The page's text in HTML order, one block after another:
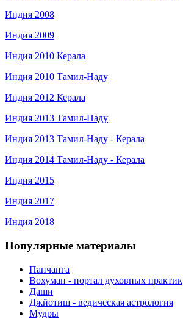
Индия 2008
Индия 2009
Индия 2010 Керала
Индия 2010 Тамил-Наду
Индия 2012 Керала
Индия 2013 Тамил-Наду
Индия 2013 Тамил-Наду - Керала
Индия 2014 Тамил-Наду - Керала
Индия 2015
Индия 2017
Индия 2018
Популярные материалы
Панчанга
Вохуман - портал духовных практик
Даши
Джйотиш - ведическая астрология
Мудры